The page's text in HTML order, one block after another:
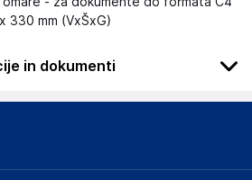
330 mm (VxŠxG)
in dokumenti